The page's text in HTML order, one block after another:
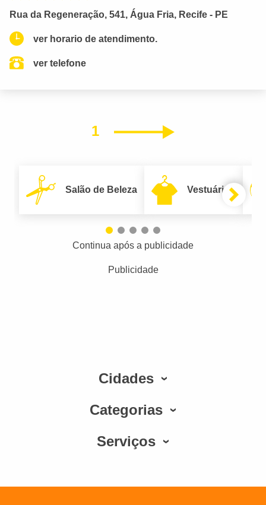
Rua da Regeneração, 541, Água Fria, Recife - PE
ver horario de atendimento.
ver telefone
1 Próximo
Salão de Beleza Vestuário
Continua após a publicidade
Publicidade
Cidades
Categorias
Serviços